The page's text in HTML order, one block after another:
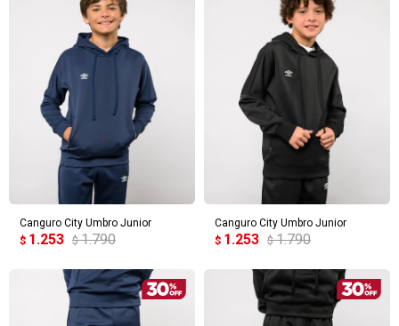
Canguro City Umbro Junior
$ 1.253 $ 1.790
Canguro City Umbro Junior
$ 1.253 $ 1.790